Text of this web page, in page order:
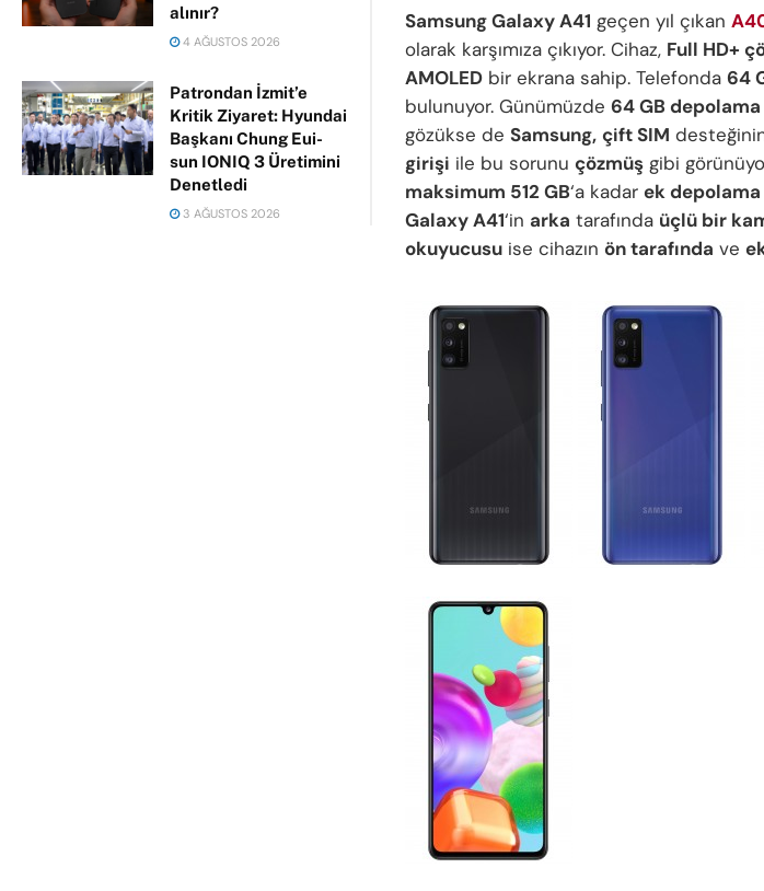
alınır?
4 AĞUSTOS 2026
Patrondan İzmit’e
Kritik Ziyaret: Hyundai
Başkanı Chung Eui-
sun IONIQ 3 Üretimini
Denetledi
3 AĞUSTOS 2026
Samsung Galaxy A41 geçen yıl çıkan
olarak karşımıza çıkıyor. Cihaz, Full HD+
AMOLED bir ekrana sahip. Telefonda 64
bulunuyor. Günümüzde 64 GB depolama
gözükse de Samsung, çift SIM
girişi ile bu sorunu çözmüş gibi
maksimum 512 GB‘a kadar ek depolama
Galaxy A41‘in arka tarafında üçlü bir
okuyucusu ise cihazın ön tarafında ve